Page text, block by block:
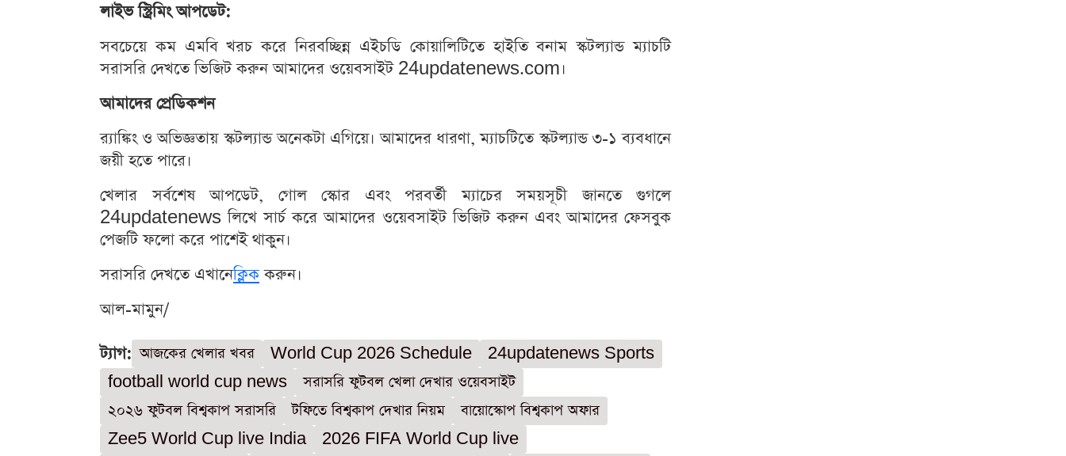
লাইভ স্ট্রিমিং আপডেট:
সবচেয়ে কম এমবি খরচ করে নিরবচ্ছিন্ন এইচডি কোয়ালিটিতে হাইতি বনাম স্কটল্যান্ড ম্যাচটি
সরাসরি দেখতে ভিজিট করুন আমাদের ওয়েবসাইট 24updatenews.com।
আমাদের প্রেডিকশন
র‍্যাঙ্কিং ও অভিজ্ঞতায় স্কটল্যান্ড অনেকটা এগিয়ে। আমাদের ধারণা, ম্যাচটিতে স্কটল্যান্ড ৩-১ ব্যবধানে
জয়ী হতে পারে।
খেলার সর্বশেষ আপডেট, গোল স্কোর এবং পরবর্তী ম্যাচের সময়সূচী জানতে গুগলে
24updatenews লিখে সার্চ করে আমাদের ওয়েবসাইট ভিজিট করুন এবং আমাদের ফেসবুক
পেজটি ফলো করে পাশেই থাকুন।
সরাসরি দেখতে এখানেক্লিককরুন।
আল-মামুন/
ট্যাগ: আজকের খেলার খবর World Cup 2026 Schedule
24updatenews Sports
football world cup news
সরাসরি ফুটবল খেলা দেখার ওয়েবসাইট
২০২৬ ফুটবল বিশ্বকাপ সরাসরি
টফিতে বিশ্বকাপ দেখার নিয়ম
বায়োস্কোপ বিশ্বকাপ অফার
Zee5 World Cup live India
2026 FIFA World Cup live